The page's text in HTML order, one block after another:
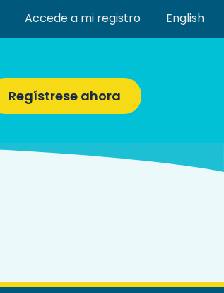
Accede a mi registro English
Regístrese ahora